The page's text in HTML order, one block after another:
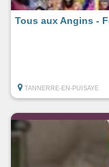
Tous aux Angins -
TANNERRE-EN-PUISAYE